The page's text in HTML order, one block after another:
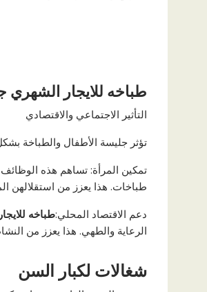
طباخه للايجار الشهري
التأثير الاجتماعي والاقتصادي
تؤثر جليسة الأطفال والطباخة
تمكين المرأة: تساهم هذه
طباخات. هذا يعزز من استقلالهن
دعم الاقتصاد المحلي:طباخه
الرعاية والطهي. هذا يعزز من
شغالات لكبار السن